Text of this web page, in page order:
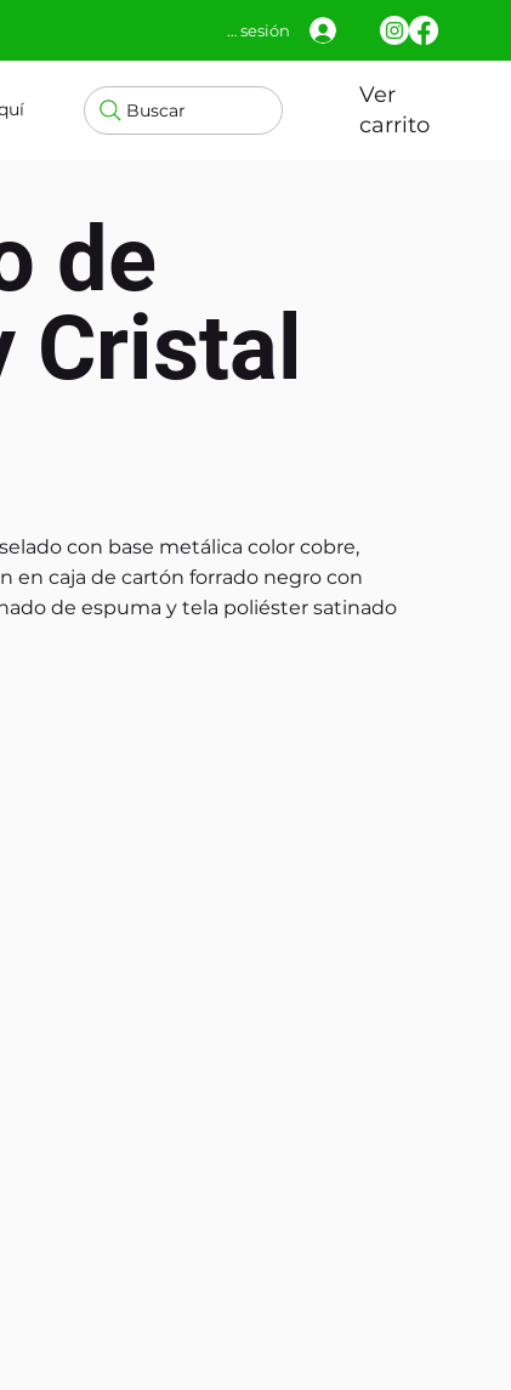
Buscar
Ver
carrito
Iniciar sesión
de
Cristal
con base metálica color cobre,
en caja de cartón forrado negro con
de espuma y tela poliéster satinado